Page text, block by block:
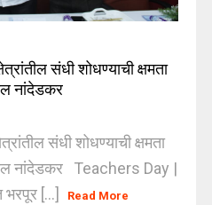
संधी शोधण्याची क्षमता
नांदेडकर
संधी शोधण्याची क्षमता
नांदेडकर Teachers Day |
भरपूर [...]
Read More